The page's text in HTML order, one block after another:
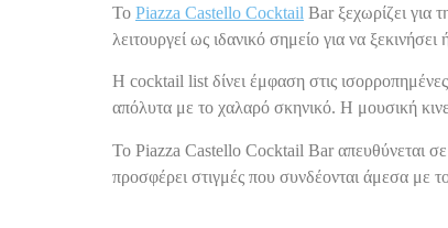
Το Piazza Castello Cocktail Bar ξεχωρίζει για
λειτουργεί ως ιδανικό σημείο για να
Η cocktail list δίνει έμφαση στις ισορροπημένες
απόλυτα με το χαλαρό σκηνικό. Η μουσική
Το Piazza Castello Cocktail Bar απευθύνεται σε
προσφέρει στιγμές που συνδέονται άμεσα με